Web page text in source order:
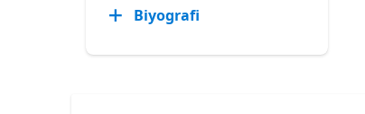
Biyografi